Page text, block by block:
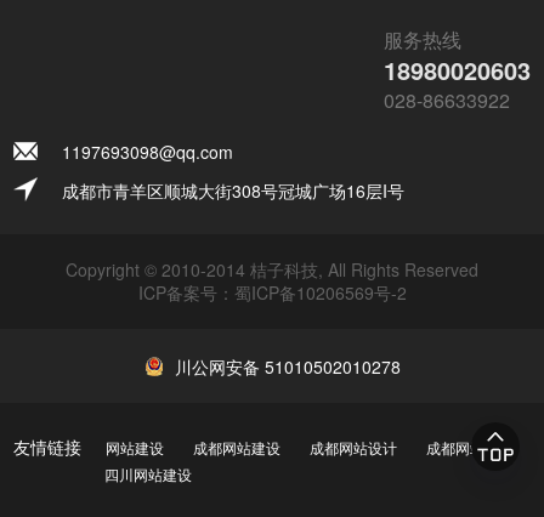
服务热线
18980020603
028-86633922
1197693098@qq.com
成都市青羊区顺城大街308号冠城广场16层I号
Copyright © 2010-2014 桔子科技, All Rights Reserved
ICP备案号： 蜀ICP备10206569号-2
川公网安备 51010502010278
友情链接 网站建设 成都网站建设 成都网站设计
成都网站制作
四川网站建设